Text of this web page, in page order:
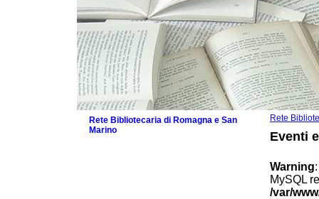
Rete
Eventi
Warning
MySQL
/var/
Rete Bibliotecaria di Romagna e San
Marino